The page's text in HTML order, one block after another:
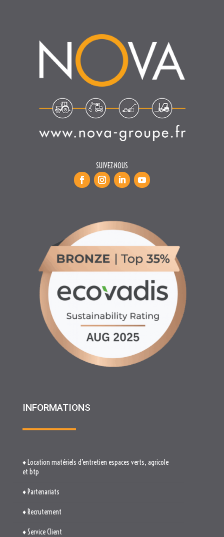
SUIVEZ-NOUS
INFORMATIONS
♦ Location matériels d’entretien espaces verts, agricole
et btp
♦ Partenariats
♦ Recrutement
♦ Service Client